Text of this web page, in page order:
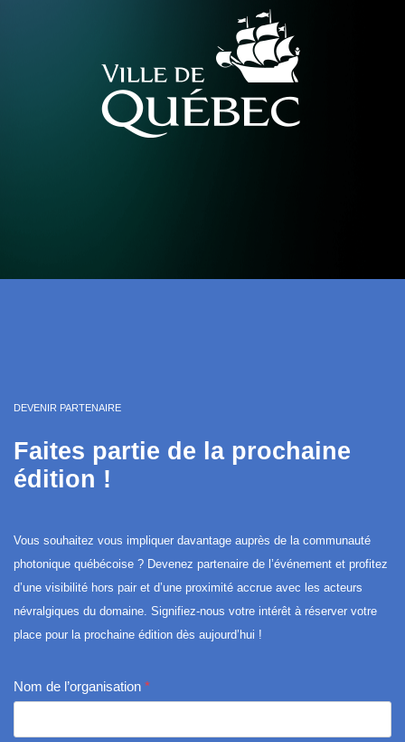
DEVENIR PARTENAIRE
Faites partie de la prochaine
édition !
Vous souhaitez vous impliquer davantage auprès de la communauté
photonique québécoise ? Devenez partenaire de l’événement et profitez
d’une visibilité hors pair et d’une proximité accrue avec les acteurs
névralgiques du domaine. Signifiez-nous votre intérêt à réserver votre
place pour la prochaine édition dès aujourd’hui !
Nom de l’organisation *